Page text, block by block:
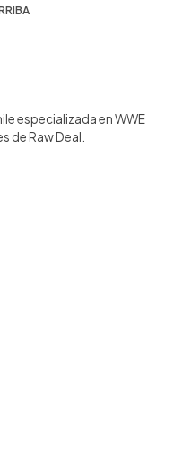
especializada en WWE
de Raw Deal.